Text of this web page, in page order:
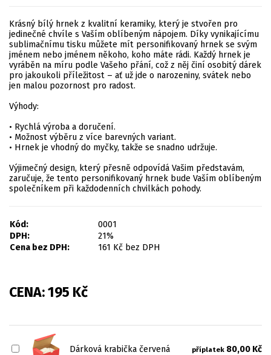
Krásný bílý hrnek z kvalitní keramiky, který je stvořen pro
jedinečné chvíle s Vaším oblíbeným nápojem. Díky vynikajícímu
sublimačnímu tisku můžete mít personifikovaný hrnek se svým
jménem nebo jménem někoho, koho máte rádi. Každý hrnek je
vyráběn na míru podle Vašeho přání, což z něj činí osobitý dárek
pro jakoukoli příležitost – ať už jde o narozeniny, svátek nebo
jen malou pozornost pro radost.
Výhody:
• Rychlá výroba a doručení.
• Možnost výběru z více barevných variant.
• Hrnek je vhodný do myčky, takže se snadno udržuje.
Výjimečný design, který přesně odpovídá Vašim představám,
zaručuje, že tento personifikovaný hrnek bude Vaším oblíbeným
společníkem při každodenních chvilkách pohody.
Kód:
0001
DPH:
21%
Cena bez DPH:
161 Kč bez DPH
CENA:195 Kč
Dárková krabička červená příplatek 80,00 Kč